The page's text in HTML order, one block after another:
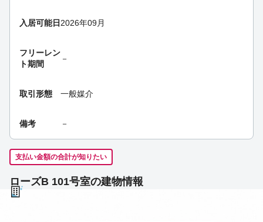
入居可能日2026年09月
フリーレン
ト期間
－
取引形態 一般媒介
備考 －
支払い金額の合計が知りたい
ローズB 101号室の建物情報